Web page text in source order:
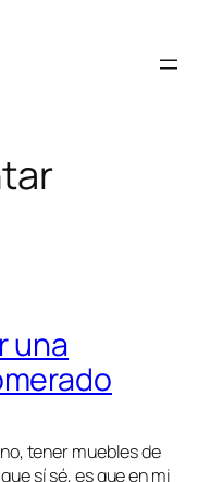
una
tener muebles de
sí sé, es que en mi